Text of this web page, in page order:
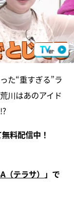
た“重すぎる”ラ
川はあのアイド
料配信中！
（テラサ） 」で